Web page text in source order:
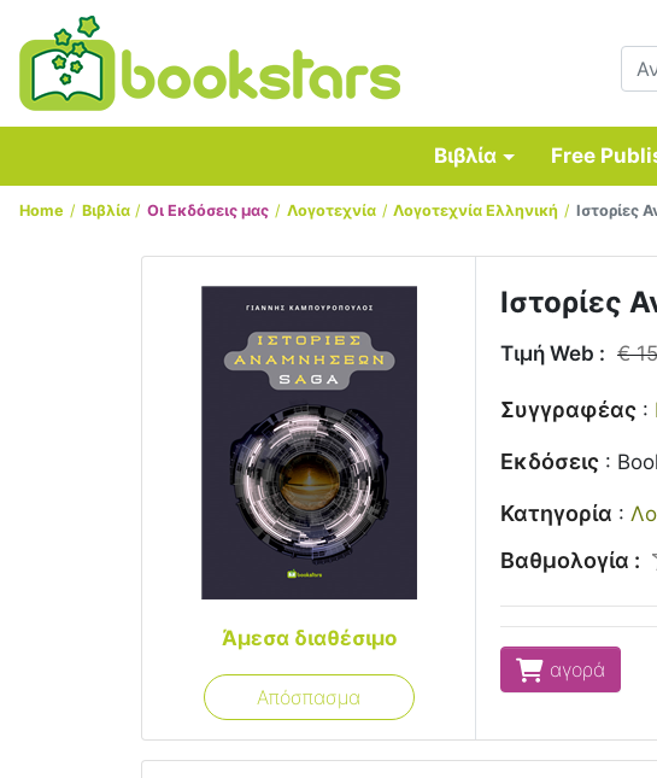
Βιβλία Free
Home Βιβλία Οι Εκδόσεις μας Λογοτεχνία Λογοτεχνία Ελληνική Ιστορίες
Άμεσα διαθέσιμο
Απόσπασμα
Ιστορίες
Τιμή Web : €
Συγγραφέας :
Εκδόσεις :
Κατηγορία :
Βαθμολογία :
αγορά